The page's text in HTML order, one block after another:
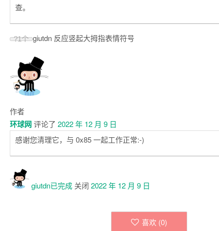
查。
?1个 giutdn 反应竖起大拇指表情符号
作者
环球网评论了 2022 年 12 月 9 日
感谢您清理它，与 0x85 一起工作正常:-)
giutdn已完成 关闭 2022 年 12 月 9 日
喜欢 (0)